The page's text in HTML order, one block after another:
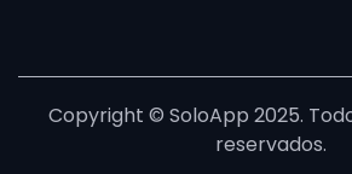
Copyright © SoloApp 2025.
reservados.